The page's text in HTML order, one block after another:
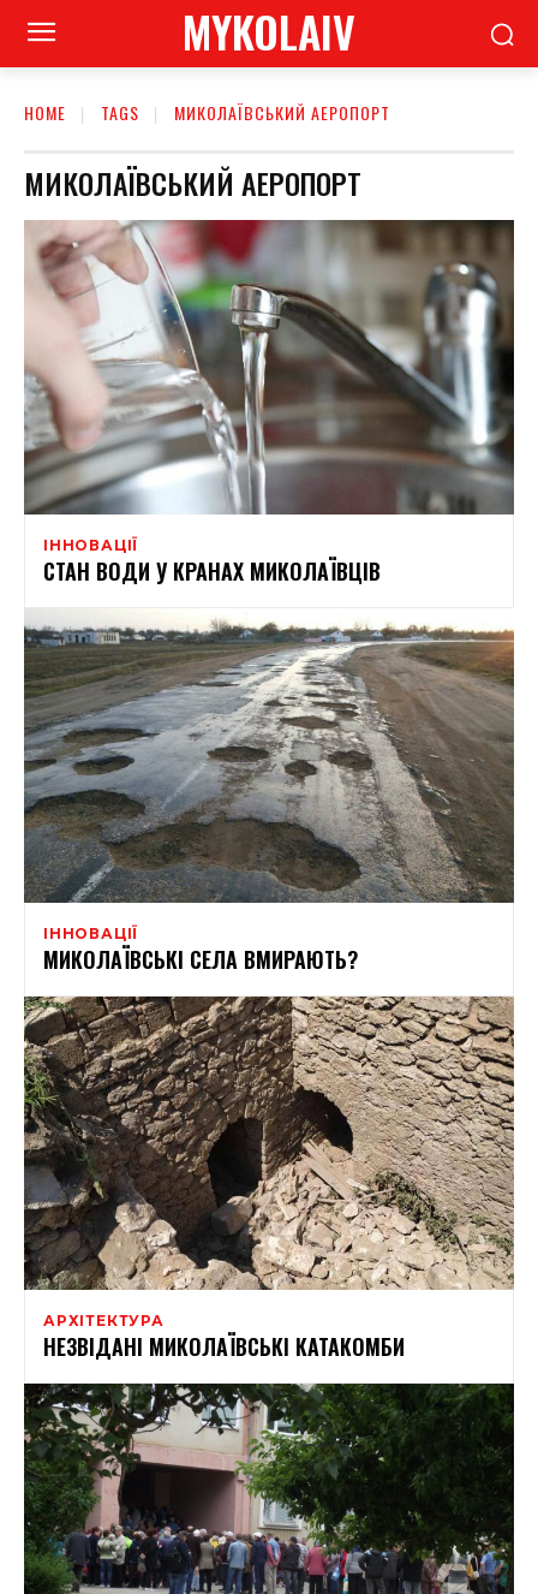
MYKOLAIV
HOME TAGS МИКОЛАЇВСЬКИЙ АЕРОПОРТ
МИКОЛАЇВСЬКИЙ АЕРОПОРТ
ІННОВАЦІЇ
СТАН ВОДИ У КРАНАХ МИКОЛАЇВЦІВ
ІННОВАЦІЇ
МИКОЛАЇВСЬКІ СЕЛА ВМИРАЮТЬ?
АРХІТЕКТУРА
НЕЗВІДАНІ МИКОЛАЇВСЬКІ КАТАКОМБИ